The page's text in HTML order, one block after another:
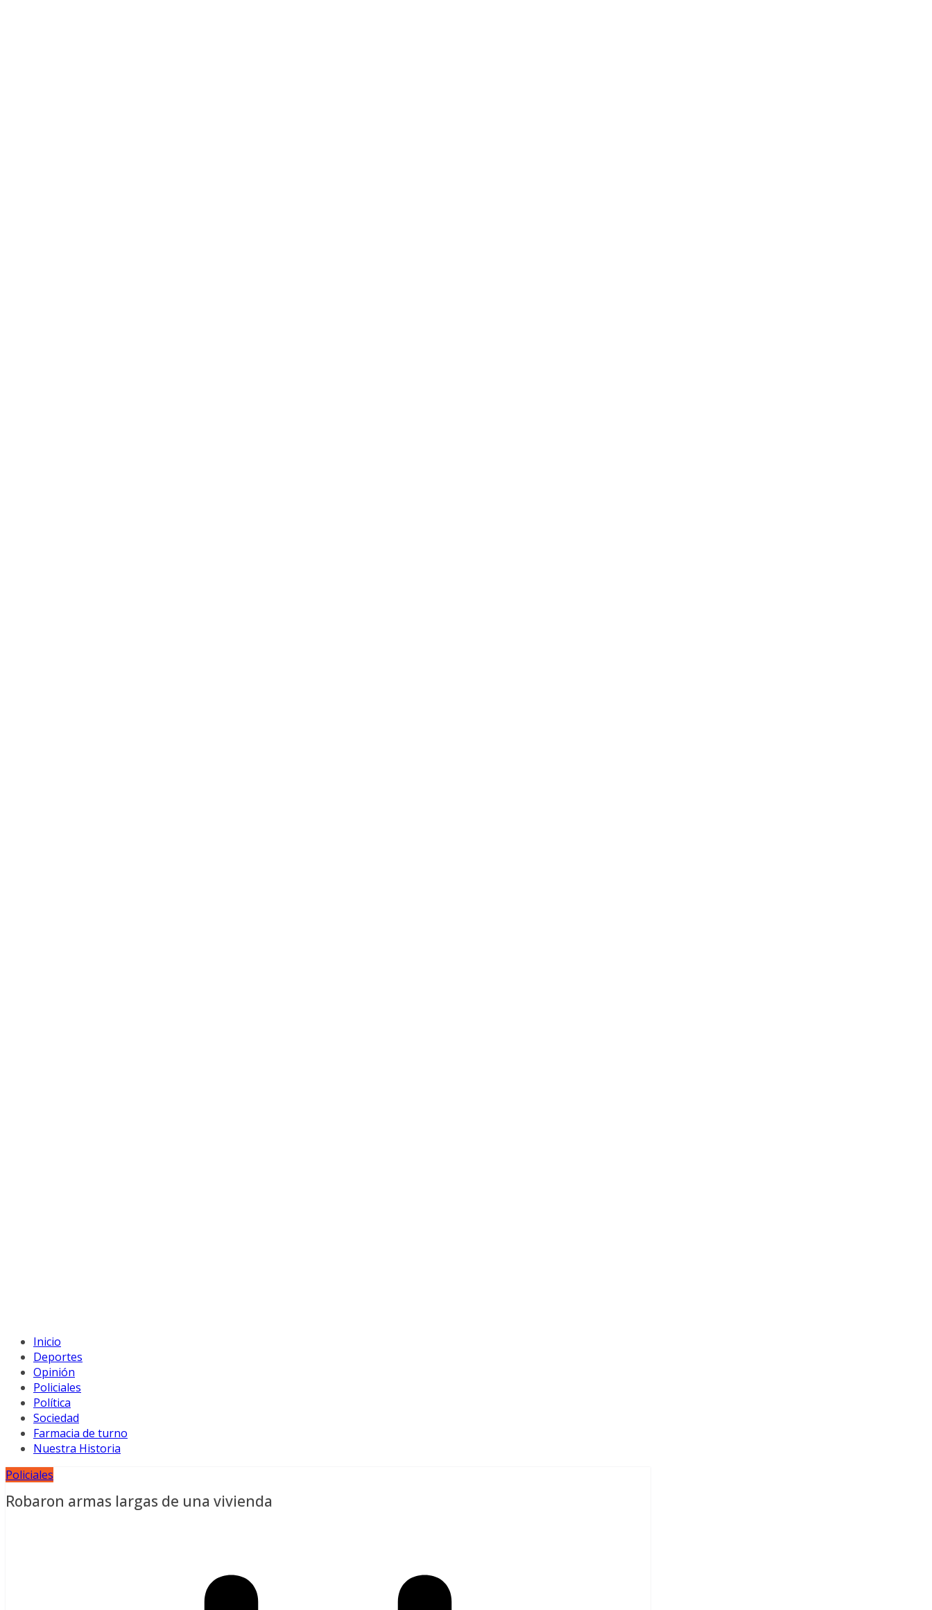
Inicio
Deportes
Opinión
Policiales
Política
Sociedad
Farmacia de turno
Nuestra Historia
Policiales
Robaron armas largas de una vivienda